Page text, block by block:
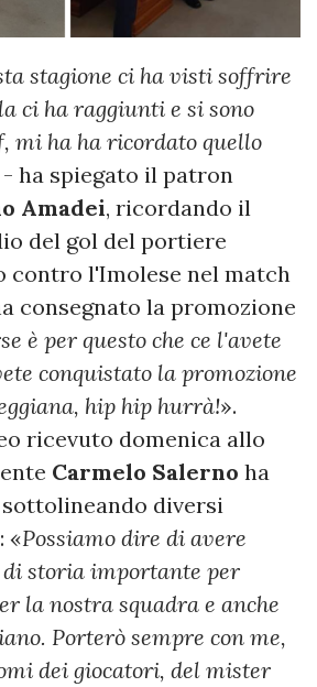
stagione ci ha visti soffrire
ci ha raggiunti e si sono
mi ha ha ricordato quello
- ha spiegato il patron
Amadei, ricordando il
del gol del portiere
contro l'Imolese nel match
consegnato la promozione
è per questo che ce l'avete
conquistato la promozione
hip hip hurrà!».
ricevuto domenica allo
Carmelo Salerno ha
diversi
«Possiamo dire di avere
storia importante per
la nostra squadra e anche
Porterò sempre con me,
dei giocatori, del mister